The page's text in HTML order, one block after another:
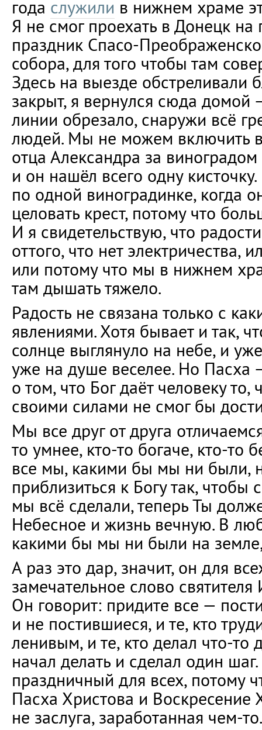
года служили в нижнем храме
Я не смог проехать в Донецк на
праздник Спасо-
собора, для того чтобы там
Здесь на выезде обстреливали
закрыт, я вернулся сюда домой
линии обрезало, снаружи всё
людей. Мы не можем включить
отца Александра за
и он нашёл всего одну
по одной виноградинке, когда
целовать крест, потому что
И я свидетельствую, что
оттого, что нет электричества,
или потому что мы в нижнем
там дышать тяжело.
Радость не связана только с
явлениями. Хотя бывает и так,
солнце выглянуло на небе, и
уже на душе веселее. Но Пасха
о том, что Бог даёт человеку то,
своими силами не смог бы
Мы все друг от друга
то умнее, кто-то богаче, кто-то
все мы, какими бы мы ни были,
приблизиться к Богу так, чтобы
мы всё сделали, теперь Ты
Небесное и жизнь вечную. В
какими бы мы ни были на
А раз это дар, значит, он для
замечательное слово святителя
Он говорит: придите все —
и не постившиеся, и те, кто
ленивым, и те, кто делал что-то
начал делать и сделал один
праздничный для всех, потому
Пасха Христова и Воскресение
не заслуга, заработанная чем-то.